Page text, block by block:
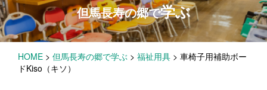
学 ぶ(健康福祉)
泊まる(宿泊)
但馬長寿の郷で学ぶ
HOME > 但馬長寿の郷で学ぶ > 福祉用具 > 車椅子用補助ボー
ドKiso（キソ）